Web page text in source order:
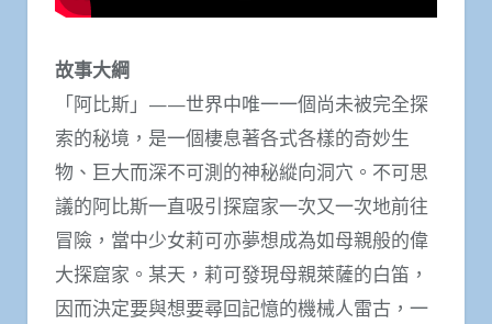
故事大綱
「阿比斯」——世界中唯一一個尚未被完全探
索的秘境，是一個棲息著各式各樣的奇妙生
物、巨大而深不可測的神秘縱向洞穴。不可思
議的阿比斯一直吸引探窟家一次又一次地前往
冒險，當中少女莉可亦夢想成為如母親般的偉
大探窟家。某天，莉可發現母親萊薩的白笛，
因而決定要與想要尋回記憶的機械人雷古，一